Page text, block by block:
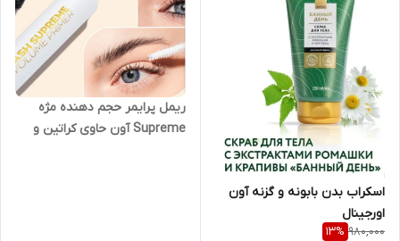
اسکراب بدن بابونه و گزنه آون
اورجینال
980,000
13%
ریمل پرایمر حجم دهنده مژه
Supreme آون حاوی کراتین و